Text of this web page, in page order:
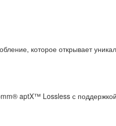
которое открывает
aptX™ Lossless с